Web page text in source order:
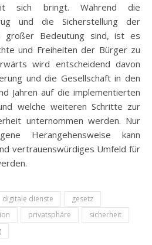
sich bringt. Während die
und die Sicherstellung der
großer Bedeutung sind, ist es
und Freiheiten der Bürger zu
wird entscheidend davon
und die Gesellschaft in den
Jahren auf die implementierten
welche weiteren Schritte zur
unternommen werden. Nur
Herangehensweise kann
vertrauenswürdiges Umfeld für
digitale dienste
gesetz
privatsphäre
sicherheit